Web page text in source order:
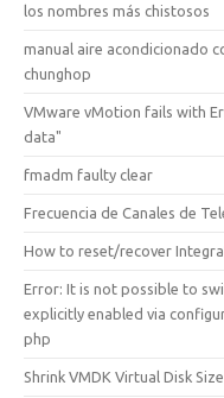
los nombres más chistosos
manual aire acondicionado
chunghop
VMware vMotion fails with
data"
fmadm faulty clear
Frecuencia de Canales de
How to reset/recover
Error: It is not possible to
explicitly enabled via
php
Shrink VMDK Virtual Disk